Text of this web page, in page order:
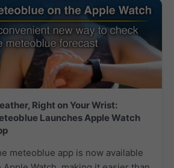
Right on Your Wrist:
Launches Apple Watch
meteoblue app is now available